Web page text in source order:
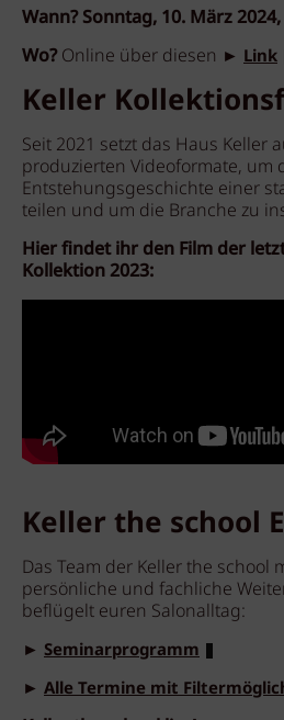
Wann?Sonntag, 10. März
Wo?Online über diesen ► Link
Keller
Seit 2021 setzt das Haus Keller
produzierten Videoformate, um
Entstehungsgeschichte einer
teilen und um die Branche zu
Hier findet ihr den Film der
Kollektion 2023:
Keller the school
Das Team der Keller the school
persönliche und fachliche
beflügelt euren Salonalltag:
► Seminarprogramm
► Alle Termine mit